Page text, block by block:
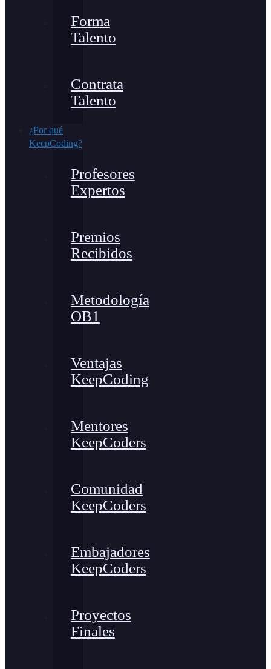
Forma
Talento
Contrata
Talento
¿Por qué
KeepCoding?
Profesores
Expertos
Premios
Recibidos
Metodología
OB1
Ventajas
KeepCoding
Mentores
KeepCoders
Comunidad
KeepCoders
Embajadores
KeepCoders
Proyectos
Finales